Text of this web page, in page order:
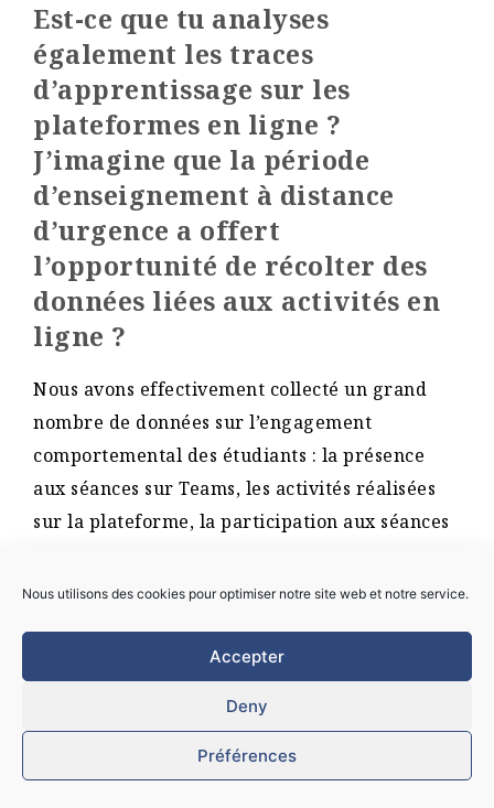
Nous utilisons des cookies pour optimiser notre site web et notre service.
Accepter
Deny
Préférences
Est-ce que tu analyses
également les traces
d’apprentissage sur les
plateformes en ligne ?
J’imagine que la période
d’enseignement à distance
d’urgence a offert
l’opportunité de récolter des
données liées aux activités en
ligne ?
Nous avons effectivement collecté un grand
nombre de données sur l’engagement
comportemental des étudiants : la présence
aux séances sur Teams, les activités réalisées
sur la plateforme, la participation aux séances
Aussi, nous avons collecté des informations à
travers un test d’autoévaluation des prérequis
proposé sur la plateforme en ligne avant
chaque séance. Nous avons encore d’autres
sources de données, comme leur activité sur un
mur anonyme de messages où ils pouvaient